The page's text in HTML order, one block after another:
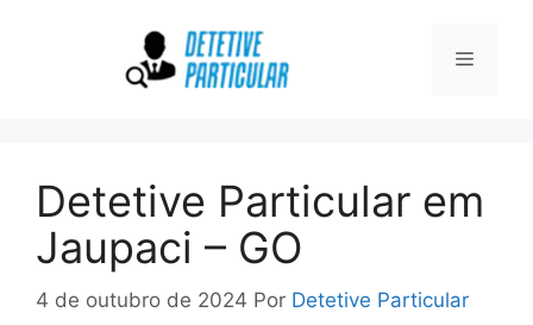
Menu
Detetive Particular em
Jaupaci – GO
4 de outubro de 2024 Por Detetive Particular